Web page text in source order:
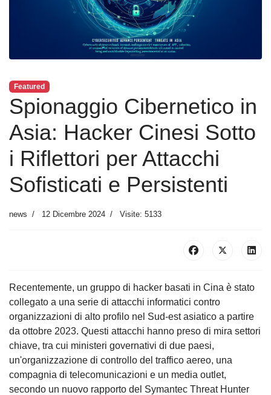
Featured
Spionaggio Cibernetico in
Asia: Hacker Cinesi Sotto
i Riflettori per Attacchi
Sofisticati e Persistenti
news 12 Dicembre 2024 Visite: 5133
Recentemente, un gruppo di hacker basati in Cina è stato
collegato a una serie di attacchi informatici contro
organizzazioni di alto profilo nel Sud-est asiatico a partire
da ottobre 2023. Questi attacchi hanno preso di mira settori
chiave, tra cui ministeri governativi di due paesi,
un'organizzazione di controllo del traffico aereo, una
compagnia di telecomunicazioni e un media outlet,
secondo un nuovo rapporto del Symantec Threat Hunter